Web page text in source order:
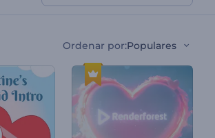
Ordenar por:Populares